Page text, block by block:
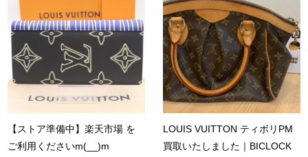
【ストア準備中】楽天市場 を
ご利用くださいm(__)m
LOUIS VUITTON ティボリPM
買取いたしました｜BICLOCK